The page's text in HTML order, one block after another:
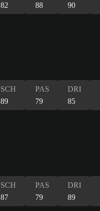
82
88
90
SCH
89
PAS
79
DRI
85
SCH
87
PAS
79
DRI
89